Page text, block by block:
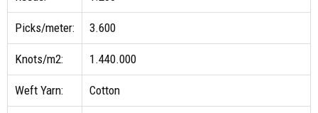
Picks/meter: 3.600
Knots/m2: 1.440.000
Weft Yarn: Cotton